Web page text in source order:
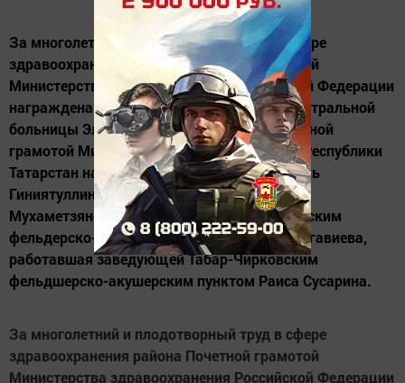
За многолетний и плодотворный труд в сфере
здравоохранения района Почетной грамотой
Министерства здравоохранения Российской Федерации
награждена врач-стоматолог районной центральной
больницы Эльмира Галимова. Также Почетной
грамотой Министерства здравоохранения Республики
Татарстан награждены врач-хирург Марсель
Гиниятуллин, медицинская сестра Гузель
Мухаметзянова, заведующая Сатламышевским
фельдерско-акушерским пунктом Алина Багавиева,
работавшая заведующей Табар-Чирковским
фельдшерско-акушерским пунктом Раиса Сусарина.
За многолетний и плодотворный труд в сфере
здравоохранения района Почетной грамотой
Министерства здравоохранения Российской Федерации